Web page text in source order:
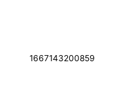
1667143200859